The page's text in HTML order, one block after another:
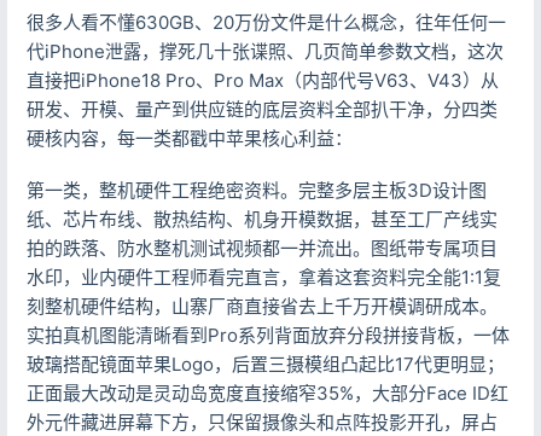
很多人看不懂630GB、20万份文件是什么概念，往年任何一
代iPhone泄露，撑死几十张谍照、几页简单参数文档，这次
直接把iPhone18 Pro、Pro Max（内部代号V63、V43）从
研发、开模、量产到供应链的底层资料全部扒干净，分四类
硬核内容，每一类都戳中苹果核心利益：
第一类，整机硬件工程绝密资料。完整多层主板3D设计图
纸、芯片布线、散热结构、机身开模数据，甚至工厂产线实
拍的跌落、防水整机测试视频都一并流出。图纸带专属项目
水印，业内硬件工程师看完直言，拿着这套资料完全能1:1复
刻整机硬件结构，山寨厂商直接省去上千万开模调研成本。
实拍真机图能清晰看到Pro系列背面放弃分段拼接背板，一体
玻璃搭配镜面苹果Logo，后置三摄模组凸起比17代更明显；
正面最大改动是灵动岛宽度直接缩窄35%，大部分Face ID红
外元件藏进屏幕下方，只保留摄像头和点阵投影开孔，屏占